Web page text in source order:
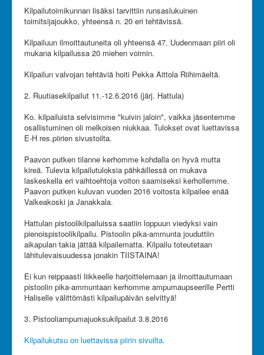
Kilpailutoimikunnan lisäksi tarvittiin runsaslukuinen
toimitsijajoukko, yhteensä n. 20 eri tehtävissä.
Kilpailuun ilmoittautuneita oli yhteensä 47. Uudenmaan piiri oli
mukana kilpailussa 20 miehen voimin.
Kilpailun valvojan tehtäviä hoiti Pekka Aittola Riihimäeltä.
2. Ruutiasekilpailut 11.-12.6.2016 (järj. Hattula)
Ko. kilpailuista selvisimme "kuivin jaloin", vaikka jäsentemme
osallistuminen oli melkoisen niukkaa. Tulokset ovat luettavissa
E-H res.piirien sivustoilta.
Paavon putken tilanne kerhomme kohdalla on hyvä mutta
kireä. Tulevia kilpailutuloksia pähkäillessä on mukava
laskeskella eri vaihtoehtoja voiton saamiseksi kerhollemme.
Paavon putken kuluvan vuoden 2016 voitosta kilpailee enää
Valkeakoski ja Janakkala.
Hattulan pistoolikilpailuissa saatiin loppuun viedyksi vain
pienoispistoolikilpailu. Pistoolin pika-ammunta jouduttiin
aikapulan takia jättää kilpailematta. Kilpailu toteutetaan
lähitulevaisuudessa jonakin TIISTAINA!
Ei kun reippaasti liikkeelle harjoittelemaan ja ilmoittautumaan
pistoolin pika-ammuntaan kerhomme ampumaupseerille Pertti
Haliselle välittömästi kilpailupäivän selvittyä!
3. Pistooliampumajuoksukilpailut 3.8.2016
Kilpailukutsu on luettavissa piirin sivuilta.